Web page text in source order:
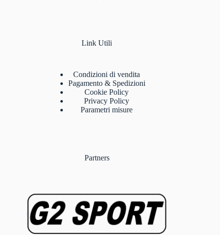
Link Utili
Condizioni di vendita
Pagamento & Spedizioni
Cookie Policy
Privacy Policy
Parametri misure
Partners